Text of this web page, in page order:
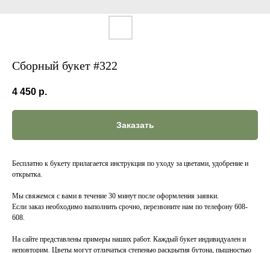
Сборный букет #322
4 450 р.
Заказать
Бесплатно к букету прилагается инструкция по уходу за цветами, удобрение и
открытка.
Мы свяжемся с вами в течение 30 минут после оформления заявки.
Если заказ необходимо выполнить срочно, перезвоните нам по телефону 608-
608.
На сайте представлены примеры наших работ. Каждый букет индивидуален и
неповторим. Цветы могут отличаться степенью раскрытия бутона, пышностью